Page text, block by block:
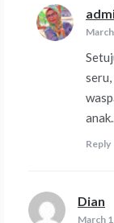
Reply
Dian
March